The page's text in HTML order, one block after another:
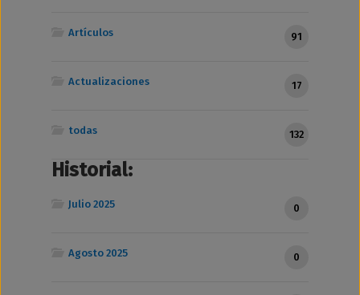
Artículos 91
Actualizaciones 17
todas 132
Historial:
Julio 2025 0
Agosto 2025 0